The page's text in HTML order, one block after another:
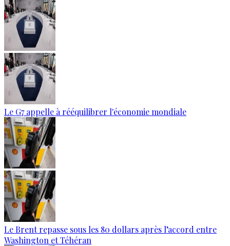
Le G7 appelle à rééquilibrer l'économie mondiale
Le Brent repasse sous les 80 dollars après l’accord entre
Washington et Téhéran